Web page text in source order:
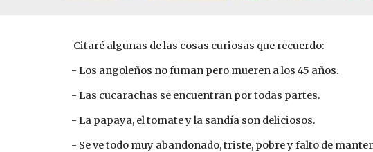
Citaré algunas de las cosas curiosas que recuerdo:
- Los angoleños no fuman pero mueren a los 45 años.
- Las cucarachas se encuentran por todas partes.
- La papaya, el tomate y la sandía son deliciosos.
- Se ve todo muy abandonado, triste, pobre y falto de